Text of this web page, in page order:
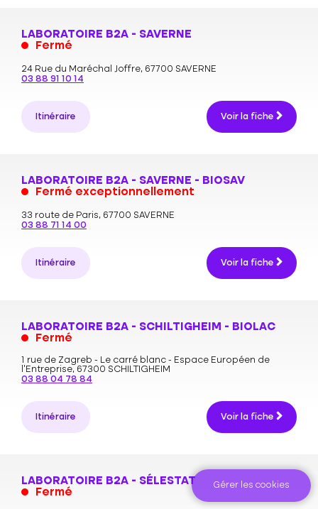
LABORATOIRE B2A - SAVERNE
Fermé
24 Rue du Maréchal Joffre, 67700 SAVERNE
03 88 91 10 14
Itinéraire Voir la fiche
LABORATOIRE B2A - SAVERNE - BIOSAV
Fermé exceptionnellement
33 route de Paris, 67700 SAVERNE
03 88 71 14 00
Itinéraire Voir la fiche
LABORATOIRE B2A - SCHILTIGHEIM - BIOLAC
Fermé
1 rue de Zagreb - Le carré blanc - Espace Européen de
l'Entreprise, 67300 SCHILTIGHEIM
03 88 04 78 84
Itinéraire Voir la fiche
LABORATOIRE B2A - SÉLESTAT
Fermé
Gérer les cookies